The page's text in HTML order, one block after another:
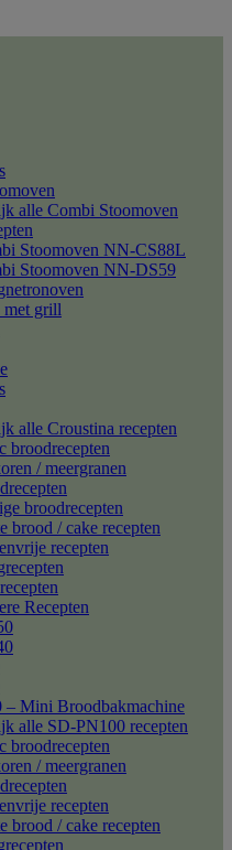
alle Combi Stoomoven
Stoomoven NN-CS88L
Stoomoven NN-DS59
met grill
alle Croustina recepten
broodrecepten
/ meergranen
broodrecepten
brood / cake recepten
recepten
Recepten
– Mini Broodbakmachine
alle SD-PN100 recepten
broodrecepten
/ meergranen
recepten
brood / cake recepten